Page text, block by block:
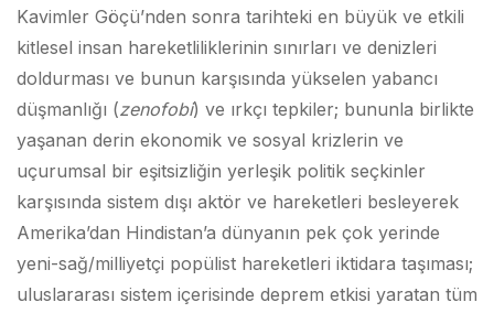
Kavimler Göçü’nden sonra tarihteki en büyük ve etkili
kitlesel insan hareketliliklerinin sınırları ve denizleri
doldurması ve bunun karşısında yükselen yabancı
düşmanlığı (zenofobi) ve ırkçı tepkiler; bununla birlikte
yaşanan derin ekonomik ve sosyal krizlerin ve
uçurumsal bir eşitsizliğin yerleşik politik seçkinler
karşısında sistem dışı aktör ve hareketleri besleyerek
Amerika’dan Hindistan’a dünyanın pek çok yerinde
yeni-sağ/milliyetçi popülist hareketleri iktidara taşıması;
uluslararası sistem içerisinde deprem etkisi yaratan tüm